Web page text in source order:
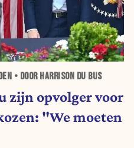
• DOOR HARRISON DU BUS
zijn opvolger voor
"We moeten